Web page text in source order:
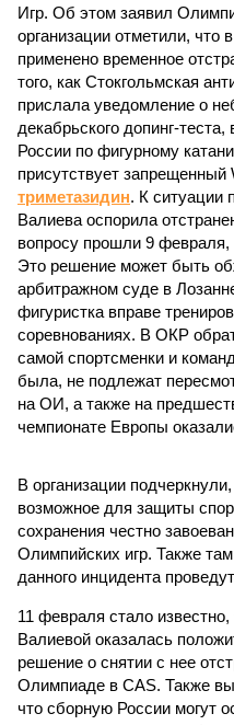
Игр. Об этом заявил
организации отметили, что
применено временное
того, как Стокгольмская
прислала уведомление о
декабрьского допинг-
России по фигурному
присутствует запрещенный
триметазидин. К ситуации
Валиева оспорила
вопросу прошли 9
Это решение может быть
арбитражном суде в
фигуристка вправе
соревнованиях. В ОКР
самой спортсменки и
была, не подлежат
на ОИ, а также на
чемпионате Европы
В организации
возможное для защиты
сохранения честно
Олимпийских игр. Также
данного инцидента
11 февраля стало
Валиевой оказалась
решение о снятии с нее
Олимпиаде в CAS. Также
что сборную России могут